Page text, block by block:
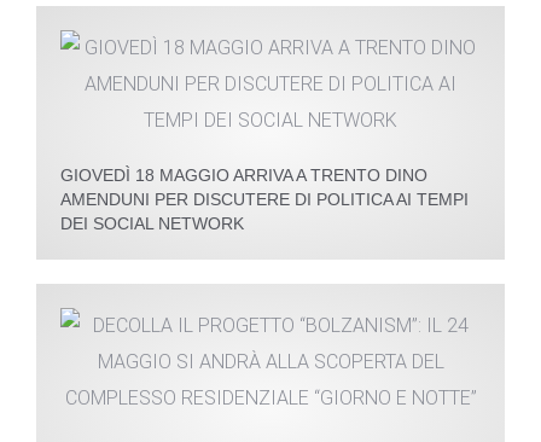
GIOVEDÌ 18 MAGGIO ARRIVA A TRENTO DINO
AMENDUNI PER DISCUTERE DI POLITICA AI TEMPI
DEI SOCIAL NETWORK